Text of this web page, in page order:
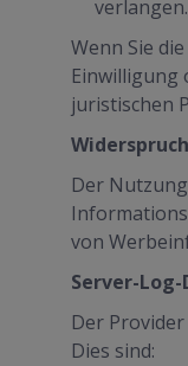
verlangen.
Wenn Sie
Einwilligung
juristischen
Der
von
Server-
Der
Dies sind: